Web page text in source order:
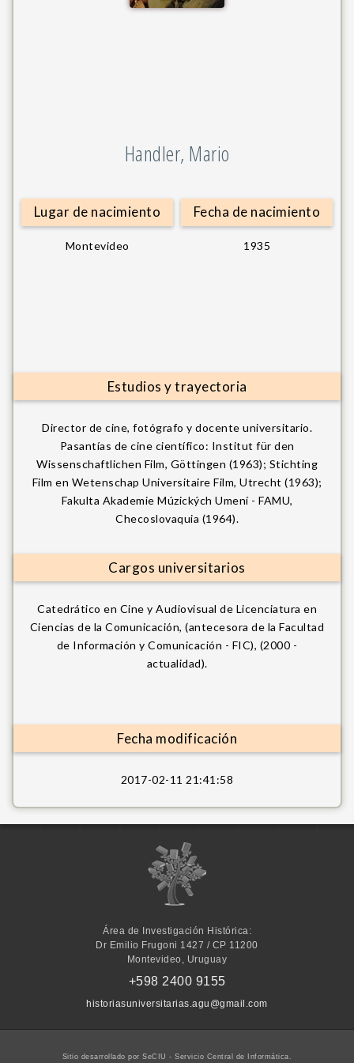
Handler, Mario
Lugar de nacimiento Fecha de nacimiento
Montevideo 1935
Estudios y trayectoria
Director de cine, fotógrafo y docente universitario.
Pasantías de cine científico: Institut für den
Wissenschaftlichen Film, Göttingen (1963); Stichting
Film en Wetenschap Universitaire Film, Utrecht (1963);
Fakulta Akademie Múzických Umení - FAMU,
Checoslovaquia (1964).
Cargos universitarios
Catedrático en Cine y Audiovisual de Licenciatura en
Ciencias de la Comunicación, (antecesora de la Facultad
de Información y Comunicación - FIC), (2000 -
actualidad).
Fecha modificación
2017-02-11 21:41:58
m
a
g
n
P
u
b
l
i
h
n
Área de Investigación Histórica:
Dr Emilio Frugoni 1427 / CP 11200
Montevideo, Uruguay
+598 2400 9155
historiasuniversitarias.agu@gmail.com
Sitio desarrollado por SeCIU - Servicio Central de Informática.